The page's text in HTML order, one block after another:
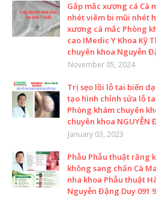
Gắp mắc xương cá Cà
nhét viêm bi mũi nhét
xương cá mắc Phòng
cao IMedic Y Khoa Kỹ
chuyên khoa Nguyễn
November 05, 2024
Trị sẹo lồi lỗ tai biến
tạo hình chỉnh sửa lỗ
Phòng khám chuyên
chuyên khoa NGUYỄN
January 03, 2023
Phẫu Phẫu thuật răng
không sang chấn Cà
nha khoa Phẫu thuật
Nguyễn Đặng Duy 091